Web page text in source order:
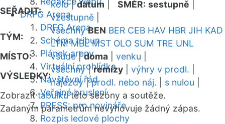
DRFG Arena
DRFG Arena
Schéma tribun
Plánek areny
Virtuální prohlídka
Návštěvní řád
Veřejné bruslení
PRESS: pro novináře
Rozpis ledové plochy
SEŘADIT:
kolo|datum SMĚR: sestupně
vzestupně
TÝM:
všechny BEN BER CEB HAV HBR JIH KAD
LTM MBL MST OLO SUM TRE UNL
MÍSTO:
všude|doma venku
VÝSLEDKY:
všechny|remízy výhry v prodl.
nájezdy|prodl. nebo náj. s nulou
Zobrazittabulkutéto sezóny a soutěže.
Zadaným parametrům nevyhovuje žádný zápas.